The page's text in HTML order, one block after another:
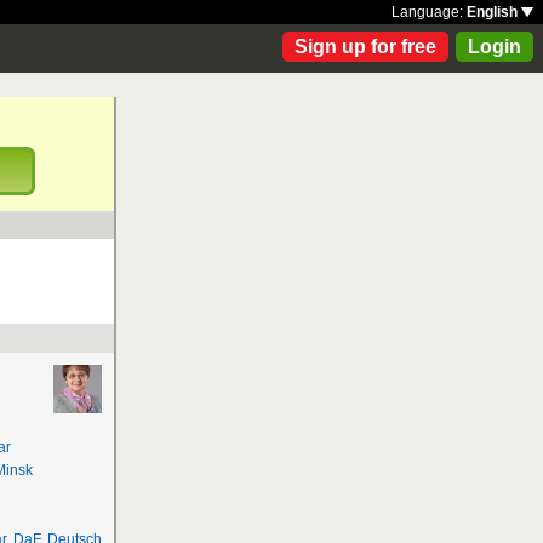
Language: English
Sign up for free Login
, DaF, Deutsch